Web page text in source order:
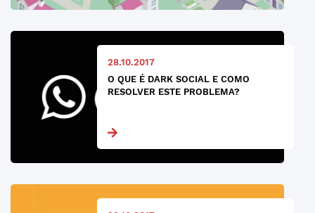
28.10.2017
O QUE É DARK SOCIAL E COMO
RESOLVER ESTE PROBLEMA?